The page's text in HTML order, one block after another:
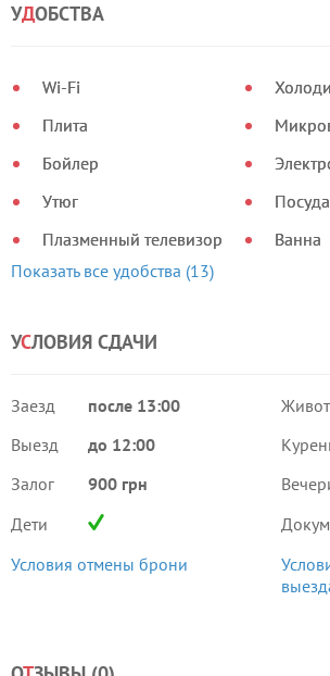
УДОБСТВА
Wi-Fi
Плита
Бойлер
Утюг
Плазменный телевизор
Посуда
Ванна
Показать все удобства (13)
УСЛОВИЯ СДАЧИ
Заезд
после 13:00
Выезд
до 12:00
Залог
900 грн
Дети
Условия отмены брони